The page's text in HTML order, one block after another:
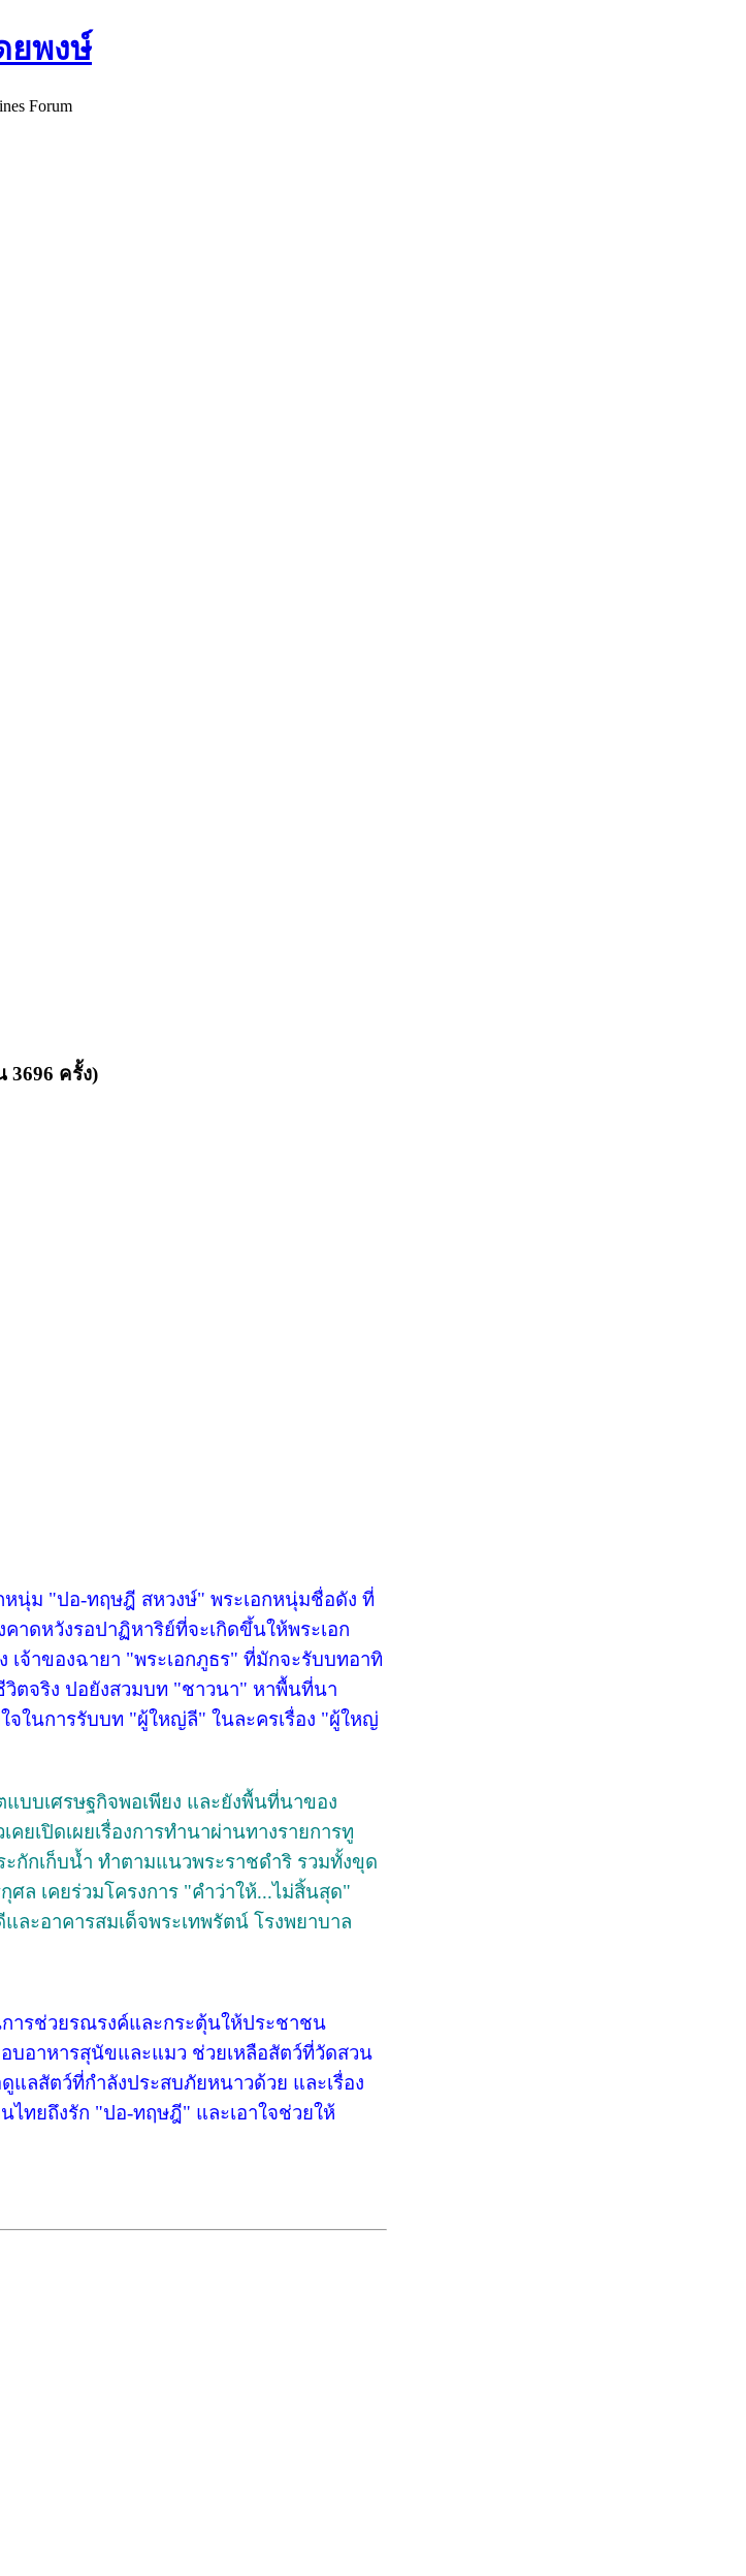
ยพงษ์
3696 ครั้ง)
หนุ่ม "ปอ-ทฤษฎี สหวงษ์" พระเอกหนุ่มชื่อดัง ที่
าดหวังรอปาฏิหาริย์ที่จะเกิดขึ้นให้พระเอก
จ้าของฉายา "พระเอกภูธร" ที่มักจะรับบทอาทิ
ตจริง ปอยังสวมบท "ชาวนา" หาพื้นที่นา
จในการรับบท "ผู้ใหญ่ลี" ในละครเรื่อง "ผู้ใหญ่
บบเศรษฐกิจพอเพียง และยังพื้นที่นาของ
ยเปิดเผยเรื่องการทำนาผ่านทางรายการทู
กักเก็บน้ำ ทำตามแนวพระราชดำริ รวมทั้งขุด
ล เคยร่วมโครงการ "คำว่าให้...ไม่สิ้นสุด"
ะอาคารสมเด็จพระเทพรัตน์ โรงพยาบาล
ารช่วยรณรงค์และกระตุ้นให้ประชาชน
บอาหารสุนัขและแมว ช่วยเหลือสัตว์ที่วัดสวน
แลสัตว์ที่กำลังประสบภัยหนาวด้วย และเรื่อง
ไทยถึงรัก "ปอ-ทฤษฎี" และเอาใจช่วยให้